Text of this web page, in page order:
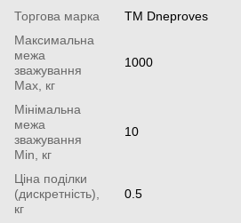
Торгова марка
ТМ Dneproves
Максимальна
межа
зважування
Мах, кг
1000
Мінімальна
межа
зважування
Min, кг
10
Ціна поділки
(дискретність),
кг
0.5